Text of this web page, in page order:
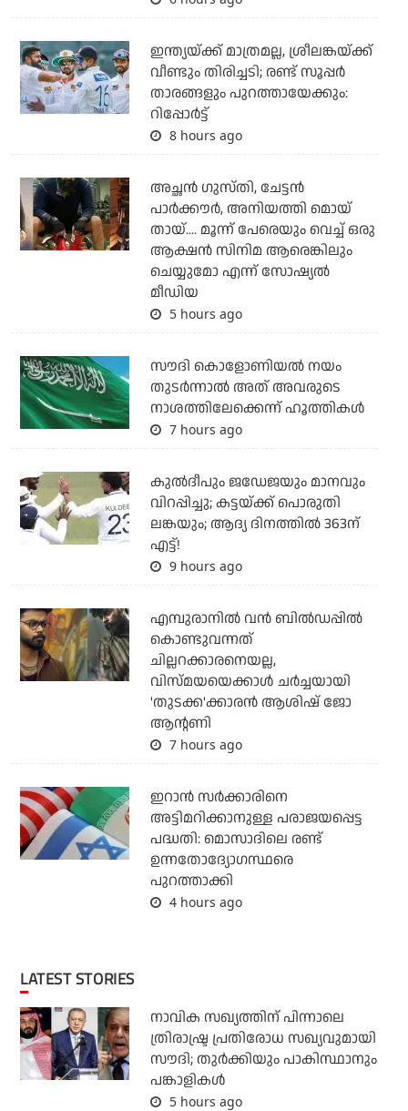
ഇന്ത്യയ്ക്ക് മാത്രമല്ല, ശ്രീലങ്കയ്ക്ക്
വീണ്ടും തിരിച്ചടി; രണ്ട് സൂപ്പര്‍
താരങ്ങളും പുറത്തായേക്കും:
റിപ്പോര്‍ട്ട്
8 hours ago
അച്ഛന്‍ ഗുസ്തി, ചേട്ടന്‍
പാര്‍ക്കൗര്‍, അനിയത്തി മൊയ്
തായ്.... മൂന്ന് പേരെയും വെച്ച് ഒരു
ആക്ഷന്‍ സിനിമ ആരെങ്കിലും
ചെയ്യുമോ എന്ന് സോഷ്യല്‍
മീഡിയ
5 hours ago
സൗദി കൊളോണിയല്‍ നയം
തുടര്‍ന്നാല്‍ അത് അവരുടെ
നാശത്തിലേക്കെന്ന് ഹൂത്തികള്‍
7 hours ago
കുല്‍ദീപും ജഡേജയും മാനവും
വിറപ്പിച്ചു; കട്ടയ്ക്ക് പൊരുതി
ലങ്കയും; ആദ്യ ദിനത്തില്‍ 363ന്
എട്ട്!
9 hours ago
എമ്പുരാനില്‍ വന്‍ ബില്‍ഡപ്പില്‍
കൊണ്ടുവന്നത്
ചില്ലറക്കാരനെയല്ല,
വിസ്മയയെക്കാള്‍ ചര്‍ച്ചയായി
'തുടക്ക'ക്കാരന്‍ ആശിഷ് ജോ
ആന്റണി
7 hours ago
ഇറാന്‍ സര്‍ക്കാരിനെ
അട്ടിമറിക്കാനുള്ള പരാജയപ്പെട്ട
പദ്ധതി: മൊസാദിലെ രണ്ട്
ഉന്നതോദ്യോഗസ്ഥരെ
പുറത്താക്കി
4 hours ago
LATEST STORIES
നാവിക സഖ്യത്തിന് പിന്നാലെ
ത്രിരാഷ്ട്ര പ്രതിരോധ സഖ്യവുമായി
സൗദി; തുര്‍ക്കിയും പാകിസ്ഥാനും
പങ്കാളികള്‍
5 hours ago